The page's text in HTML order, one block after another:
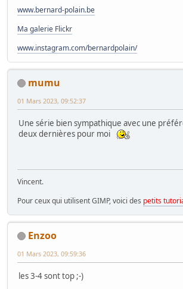
www.bernard-polain.be
Ma galerie Flickr
www.instagram.com/bernardpolain/
mumu
01 Mars 2023, 09:52:37
Une série bien sympathique avec une
deux dernières pour moi
Vincent.
Pour ceux qui utilisent GIMP, voici des petits
Enzoo
01 Mars 2023, 09:59:36
les 3-4 sont top ;-)